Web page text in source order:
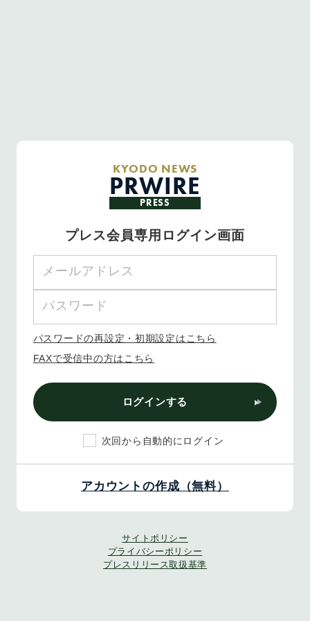
KYODO NEWS
PRWIRE
PRESS
プレス会員専用ログイン画面
パスワードの再設定・初期設定はこちら
FAXで受信中の方はこちら
ログインする
次回から自動的にログイン
アカウントの作成（無料）
サイトポリシー
プライバシーポリシー
プレスリリース取扱基準